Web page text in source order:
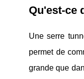
Qu'est-ce
Une serre
permet de
grande que